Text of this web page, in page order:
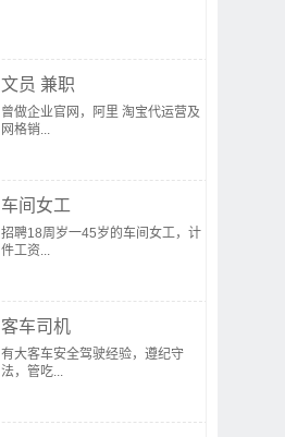
文员 兼职
曾做企业官网，阿里 淘宝代运营及
网格销...
车间女工
招聘18周岁一45岁的车间女工，计
件工资...
客车司机
有大客车安全驾驶经验，遵纪守
法，管吃...